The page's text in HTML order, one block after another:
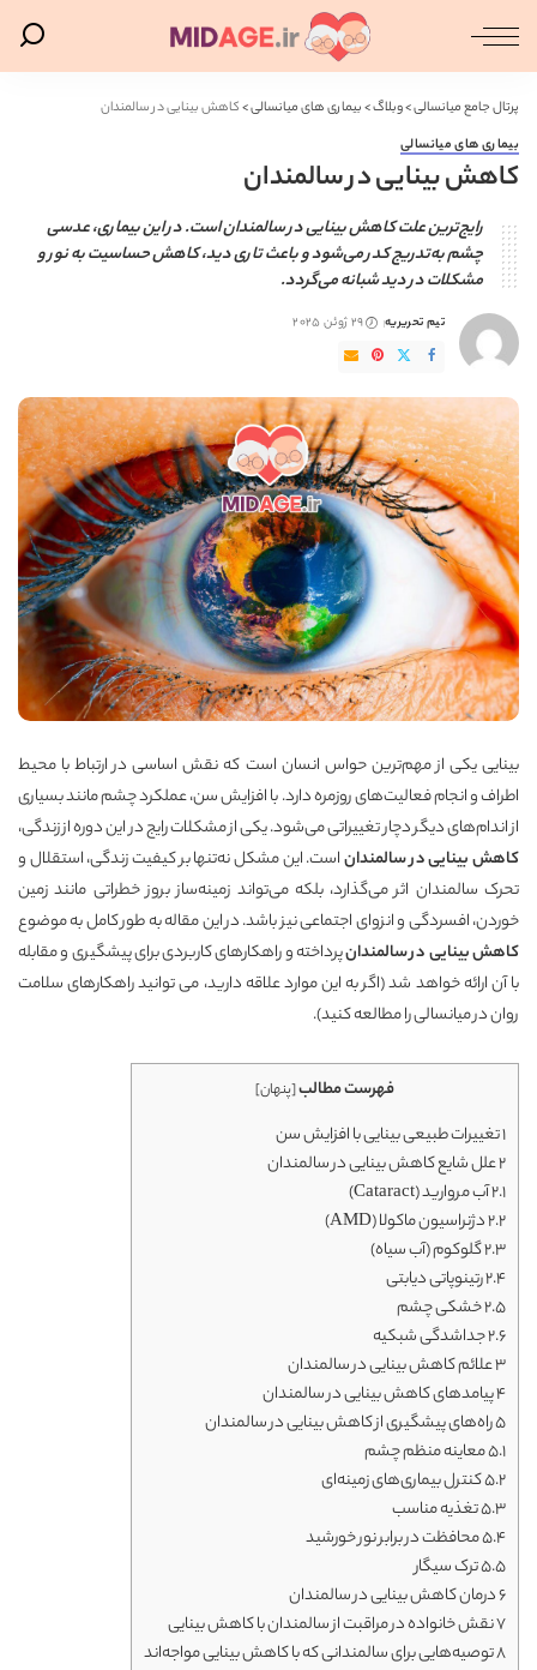
پرتال جامع میانسالی>وبلاگ>بیماری های میانسالی>کاهش بینایی در سالمندان
بیماری های میانسالی
کاهش بینایی در سالمندان
رایج‌ترین علت کاهش بینایی در سالمندان است. در این بیماری، عدسی
چشم به‌تدریج کدر می‌شود و باعث تاری دید، کاهش حساسیت به نور و
مشکلات در دید شبانه می‌گردد.
ارسال
شده
تیم تحریریه 29 ژوئن 2025
بینایی یکی از مهم‌ترین حواس انسان است که نقش اساسی در ارتباط با محیط
اطراف و انجام فعالیت‌های روزمره دارد. با افزایش سن، عملکرد چشم مانند بسیاری
از اندام‌های دیگر دچار تغییراتی می‌شود. یکی از مشکلات رایج در این دوره از زندگی،
کاهش بینایی در سالمنداناست. این مشکل نه‌تنها بر کیفیت زندگی، استقلال و
تحرک سالمندان اثر می‌گذارد، بلکه می‌تواند زمینه‌ساز بروز خطراتی مانند زمین
خوردن، افسردگی و انزوای اجتماعی نیز باشد. در این مقاله به طور کامل به موضوع
کاهش بینایی در سالمندانپرداخته و راهکارهای کاربردی برای پیشگیری و مقابله
با آن ارائه خواهد شد (اگر به این موارد علاقه دارید، می توانیدراهکارهای سلامت
روان در میانسالیرا مطالعه کنید).
فهرست مطالب[پنهان]
1تغییرات طبیعی بینایی با افزایش سن
2علل شایع کاهش بینایی در سالمندان
2.1آب مروارید (Cataract)
2.2دژنراسیون ماکولا (AMD)
2.3گلوکوم (آب سیاه)
2.4رتینوپاتی دیابتی
2.5خشکی چشم
2.6جداشدگی شبکیه
3علائم کاهش بینایی در سالمندان
4پیامدهای کاهش بینایی در سالمندان
5راه‌های پیشگیری از کاهش بینایی در سالمندان
5.1معاینه منظم چشم
5.2کنترل بیماری‌های زمینه‌ای
5.3تغذیه مناسب
5.4محافظت در برابر نور خورشید
5.5ترک سیگار
6درمان کاهش بینایی در سالمندان
7نقش خانواده در مراقبت از سالمندان با کاهش بینایی
8توصیه‌هایی برای سالمندانی که با کاهش بینایی مواجه‌اند